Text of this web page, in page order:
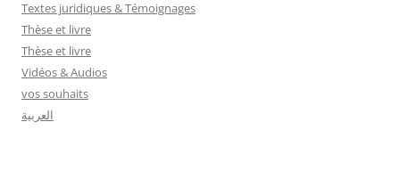
Textes juridiques & Témoignages
Thèse et livre
Thèse et livre
Vidéos & Audios
vos souhaits
العربية